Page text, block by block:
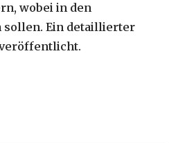
wobei in den
sollen. Ein detaillierter